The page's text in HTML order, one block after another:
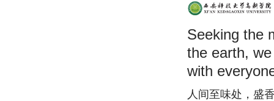
Seeking the
the earth,
with
best flavor in
人间至味处，盛